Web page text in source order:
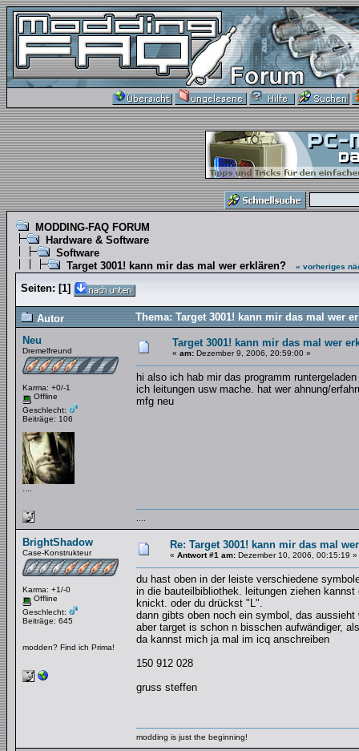
MODDING-FAQ FORUM
Hardware & Software
Software
Target 3001! kann mir das mal wer erklären?
« vorheriges
Seiten: [1]
Autor
Thema: Target 3001! kann mir das mal wer
Neu
Dremelfreund
Karma: +0/-1
Offline
Geschlecht:
Beiträge: 106
Target 3001! kann mir das mal wer
« am: Dezember 9, 2006, 20:59:00 »
hi also ich hab mir das programm
ich leitungen usw mache. hat wer ahnung/
mfg neu
BrightShadow
Case-Konstrukteur
Karma: +1/-0
Offline
Geschlecht:
Beiträge: 645
modden? Find ich Prima!
Re: Target 3001! kann mir das mal
« Antwort #1 am: Dezember 10, 2006, 00:15:19 »
du hast oben in der leiste verschiedene
in die bauteilbibliothek. leitungen ziehen
knickt. oder du drückst "L".
dann gibts oben noch ein symbol, das
aber target is schon n bisschen aufwändiger,
da kannst mich ja mal im icq anschreiben
150 912 028
gruss steffen
modding is just the beginning!